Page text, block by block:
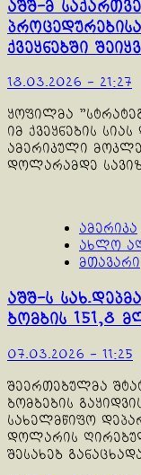
აშშ-მ
ქვეყნებში
18.03.2026 - 21:27
ყოფილმა
იმ ქვეყნების
ამერიკული მოკლე
დოლარამდე
ამერიკა
ახლო
მთავარი
აშშ-ს
ბომბის 151,8
07.03.2026 - 11:25
შეერთებულმა
ბომბების
სახელმწიფო
დოლარის
შესახებ